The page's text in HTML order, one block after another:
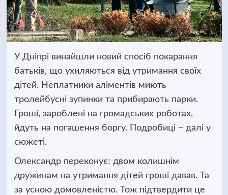
У Дніпрі винайшли новий спосіб покарання
батьків, що ухиляються від утримання своїх
дітей. Неплатники аліментів миють
тролейбусні зупинки та прибирають парки.
Гроші, зароблені на громадських роботах,
йдуть на погашення боргу. Подробиці – далі у
сюжеті.
Олександр переконує: двом колишнім
дружинам на утримання дітей гроші давав. Та
за усною домовленістю. Тож підтвердити це